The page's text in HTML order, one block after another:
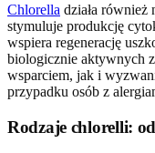
Chlorella działa
stymuluje produkcję
wspiera regenerację
biologicznie aktywnych
wsparciem, jak i
przypadku osób z
Rodzaje chlorelli: